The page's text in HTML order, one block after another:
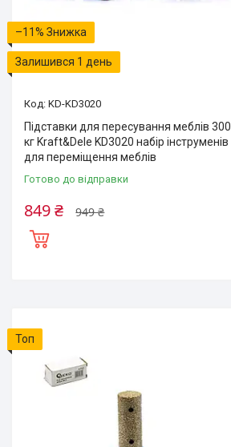
–11%
Залишився 1 день
KD-KD3020
Підставки для пересування меблів 300
кг Kraft&Dele KD3020 набір інструменів
для переміщення меблів
Готово до відправки
949 ₴
849 ₴
Топ